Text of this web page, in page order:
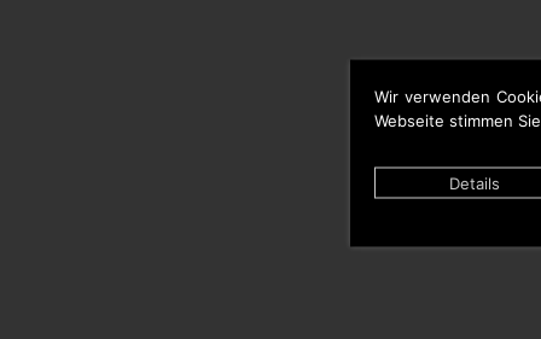
Wir verwenden
Webseite stimmen
Details